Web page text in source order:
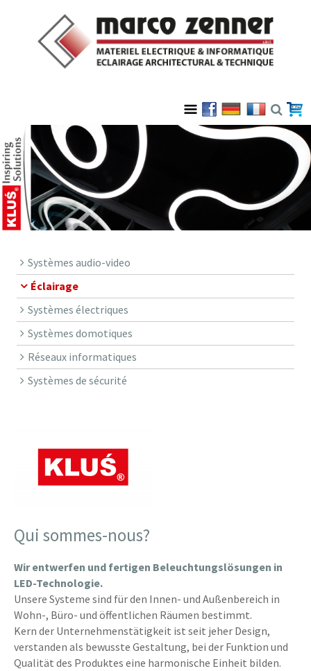
Systèmes audio-video
Éclairage
Systèmes électriques
Systèmes domotiques
Réseaux informatiques
Systèmes de sécurité
Qui sommes-nous?
Wir entwerfen und fertigen Beleuchtungslösungen in
LED-Technologie.
Unsere Systeme sind für den Innen- und Außenbereich in
Wohn-, Büro- und öffentlichen Räumen bestimmt.
Kern der Unternehmenstätigkeit ist seit jeher Design,
verstanden als bewusste Gestaltung, bei der Funktion und
Qualität des Produktes eine harmonische Einheit bilden.